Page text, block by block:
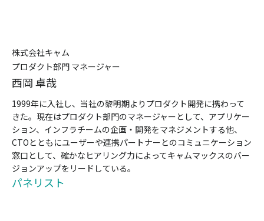
株式会社キャム
プロダクト部⾨ マネージャー
⻄岡 卓哉
1999年に⼊社し、当社の黎明期よりプロダクト開発に携わって
きた。現在はプロダクト部⾨のマネージャーとして、アプリケー
ション、インフラチームの企画・開発をマネジメントする他、
CTOとともにユーザーや連携パートナーとのコミュニケーション
窓⼝として、確かなヒアリング⼒によってキャムマックスのバー
ジョンアップをリードしている。
パネリスト